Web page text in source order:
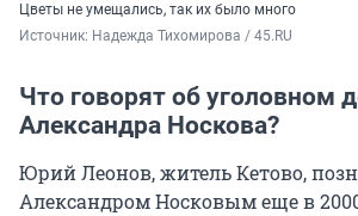
Цветы не умещались, так их было много
Источник: Надежда Тихомирова / 45.RU
Что говорят об уголовном
Александра Носкова?
Юрий Леонов, житель Кетово,
Александром Носковым еще в